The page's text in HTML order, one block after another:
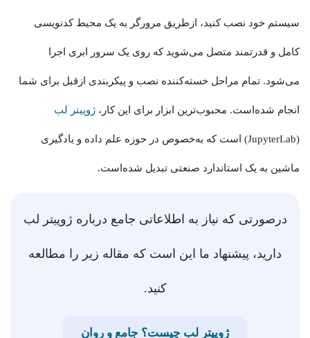
سیستم خود نصب کنید، ازطریق مرورگر به یک محیط کدنویسی
کامل و قدرتمند متصل می‌شوید که روی یک سرور ابری اجرا
می‌شود. تمام مراحل خسته‌کننده نصب و پیکربندی ازقبل برای شما
انجام شده‌است. محبوب‌ترین ابزار برای این کار، ژوپیتر لب
(JupyterLab) است که به‌خصوص در حوزه علم داده و یادگیری
ماشین به یک استاندارد صنعتی تبدیل شده‌است.
درصورتی که نیاز به اطلاعاتی جامع درباره ژوپیتر لب
دارید، پیشنهاد ما این است که مقاله زیر را مطالعه
کنید.
ژوپیتر لب چیست؟ جامع و روان